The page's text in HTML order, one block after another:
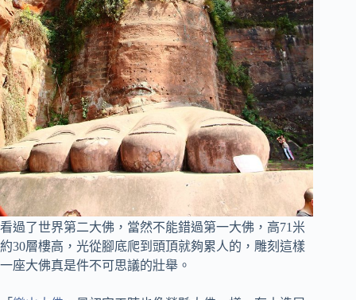
看過了世界第二大佛，當然不能錯過第一大佛， 高71米
約30層樓高，光從腳底爬到頭頂就夠累人的，雕刻這樣
一座大佛真是件不可思議的壯舉。